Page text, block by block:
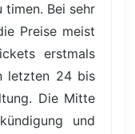
timen. Bei sehr
Preise meist
erstmals
letzten 24 bis
Die Mitte
und